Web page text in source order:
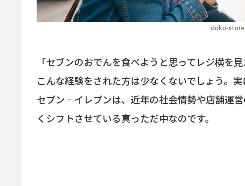
doko-
「セブンのおでんを食べようと思ってレジ横を
こんな経験をされた方は少なくないでしょう。
セブン‐イレブンは、近年の社会情勢や店舗運
くシフトさせている真っただ中なのです。